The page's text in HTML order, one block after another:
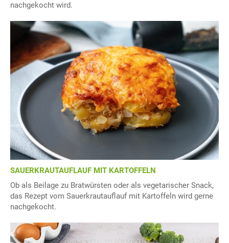
nachgekocht wird.
SAUERKRAUTAUFLAUF MIT KARTOFFELN
Ob als Beilage zu Bratwürsten oder als vegetarischer Snack,
das Rezept vom Sauerkrautauflauf mit Kartoffeln wird gerne
nachgekocht.